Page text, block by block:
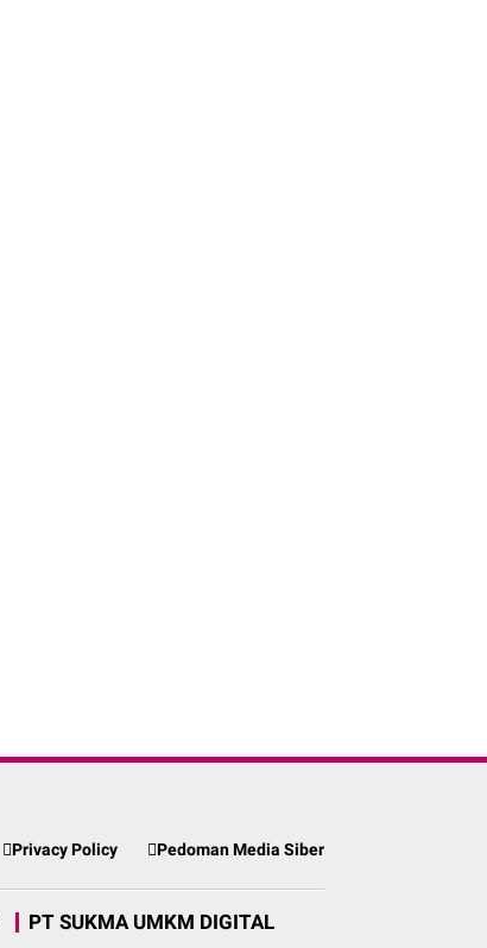
Privacy Policy Pedoman Media Siber
PT SUKMA UMKM DIGITAL